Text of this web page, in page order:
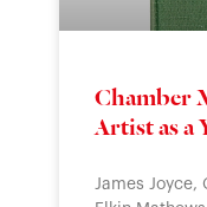
Chamber
Artist as a
James Joyce,